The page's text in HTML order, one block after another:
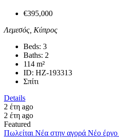
€395,000
Λεμεσός, Κύπρος
Beds: 3
Baths: 2
114 m²
ID: HZ-193313
Σπίτι
Details
2 έτη ago
2 έτη ago
Featured
Πωλείται Νέα στην αγορά Νέο έργο